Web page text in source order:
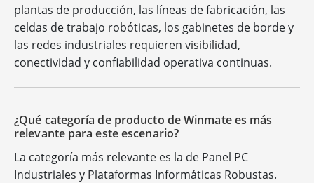
plantas de producción, las líneas de fabricación, las
celdas de trabajo robóticas, los gabinetes de borde y
las redes industriales requieren visibilidad,
conectividad y confiabilidad operativa continuas.
¿Qué categoría de producto de Winmate es más
relevante para este escenario?
La categoría más relevante es la de Panel PC
Industriales y Plataformas Informáticas Robustas.